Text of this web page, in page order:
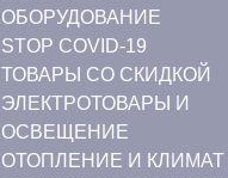
ОБОРУДОВАНИЕ
STOP COVID-19
ТОВАРЫ СО СКИДКОЙ
ЭЛЕКТРОТОВАРЫ И
ОСВЕЩЕНИЕ
ОТОПЛЕНИЕ И КЛИМАТ